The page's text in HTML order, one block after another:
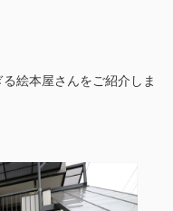
絵本屋さんをご紹介しま